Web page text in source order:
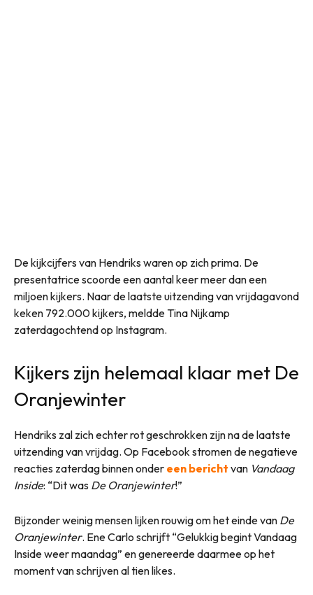
De kijkcijfers van Hendriks waren op zich prima. De
presentatrice scoorde een aantal keer meer dan een
miljoen kijkers. Naar de laatste uitzending van vrijdagavond
keken 792.000 kijkers, meldde Tina Nijkamp
zaterdagochtend op Instagram.
Kijkers zijn helemaal klaar met De
Oranjewinter
Hendriks zal zich echter rot geschrokken zijn na de laatste
uitzending van vrijdag. Op Facebook stromen de negatieve
reacties zaterdag binnen onder een bericht van Vandaag
Inside: “Dit was De Oranjewinter!”
Bijzonder weinig mensen lijken rouwig om het einde van De
Oranjewinter. Ene Carlo schrijft “Gelukkig begint Vandaag
Inside weer maandag” en genereerde daarmee op het
moment van schrijven al tien likes.